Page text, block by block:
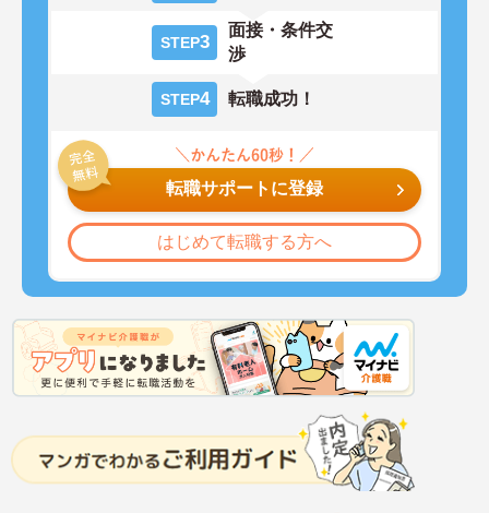
STEP3
面接・条件交
渉
STEP4 転職成功！
転職サポートに登録
はじめて転職する方へ